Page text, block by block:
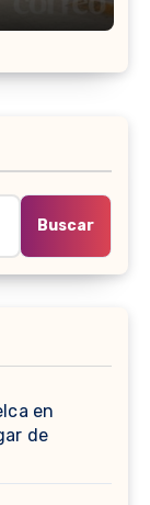
Buscar
en
de